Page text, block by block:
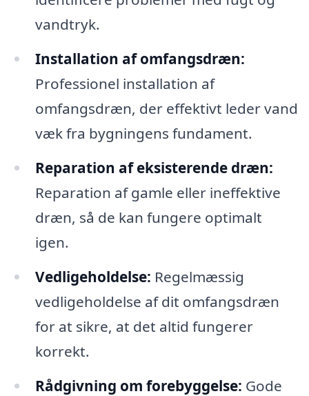
vandtryk.
Installation af omfangsdræn:
Professionel installation af
omfangsdræn, der effektivt leder vand
væk fra bygningens fundament.
Reparation af eksisterende dræn:
Reparation af gamle eller ineffektive
dræn, så de kan fungere optimalt
igen.
Vedligeholdelse: Regelmæssig
vedligeholdelse af dit omfangsdræn
for at sikre, at det altid fungerer
korrekt.
Rådgivning om forebyggelse: Gode